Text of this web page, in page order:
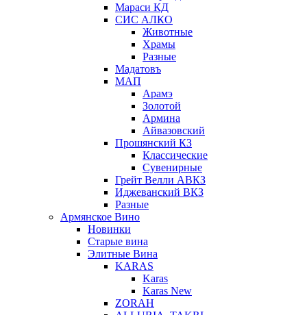
Мараси КД
СИС АЛКО
Животные
Храмы
Разные
Мадатовъ
МАП
Арамэ
Золотой
Армина
Айвазовский
Прошянский КЗ
Классические
Сувенирные
Грейт Велли АВКЗ
Иджеванский ВКЗ
Разные
Армянское Вино
Новинки
Старые вина
Элитные Вина
KARAS
Karas
Karas New
ZORAH